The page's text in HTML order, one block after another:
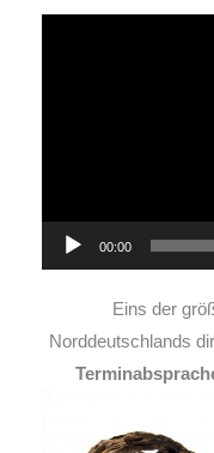
00:00
Eins der
Norddeutschlands